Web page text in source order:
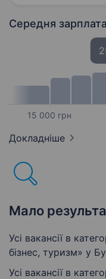
Середня
15 000 грн
Докладніше
Мало
Усі вакансії в
бізнес, туризм» у
Усі вакансії в